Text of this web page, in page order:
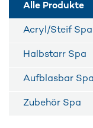
Alle Produkte
Acryl/Steif Spa
Halbstarr Spa
Aufblasbar Spa
Zubehör Spa